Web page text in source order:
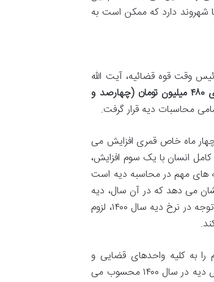
شهروند دارد که ممکن است به
رسمی تعیین نرخ دیه کامل انسان برای سال ۱۴۰۰ توسط رئیس وقت قوه قضائیه، آیت الله
مبلغ دیه کامل انسان در ماه های عادی ۴۸۰ میلیون تومان (چهارصد و
چهار ماه خاص قمری افزایش می
انسان با یک سوم افزایش،
های مهم در محاسبه دیه است
وقوع حادثه، باید به دقت مورد توجه قرار گیرد. مقایسه ای با نرخ دیه سال ۱۳۹۹ نشان می دهد که در آن سال، دیه
در ماه های عادی ۳۳۰ میلیون تومان و در ماه های حرام ۴۴۰ میلیون تومان بود. این جهش قابل توجه در نرخ دیه سال ۱۴۰۰، لزوم
به وضوح این ارقام را به کلیه واحدهای قضایی و
دادسراهای سراسر کشور ابلاغ کرد. این سند حقوقی، پشتوانه تمامی احکام صادر شده در خصوص دیه در سال ۱۴۰۰ محسوب می